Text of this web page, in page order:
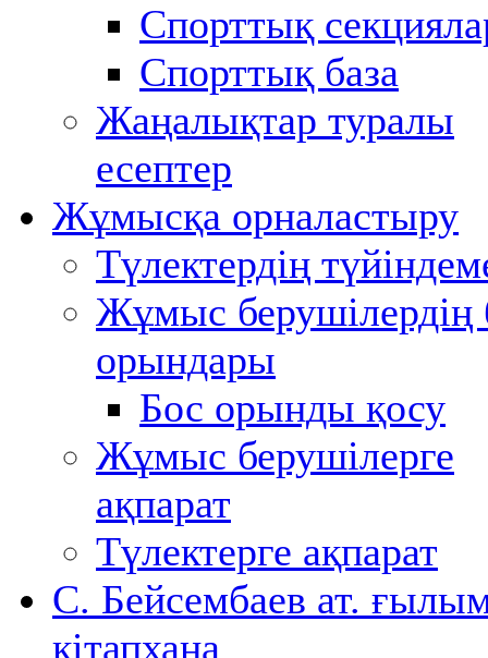
Спорттық
Спорттық база
Жаңалықтар туралы
есептер
Жұмысқа орналастыру
Түлектердің
Жұмыс берушілердің
орындары
Бос орынды қосу
Жұмыс берушілерге
ақпарат
Түлектерге ақпарат
С. Бейсембаев ат.
кітапхана